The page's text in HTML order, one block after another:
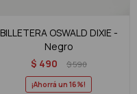
BILLETERA OSWALD DIXIE -
Negro
$ 490 $590
16